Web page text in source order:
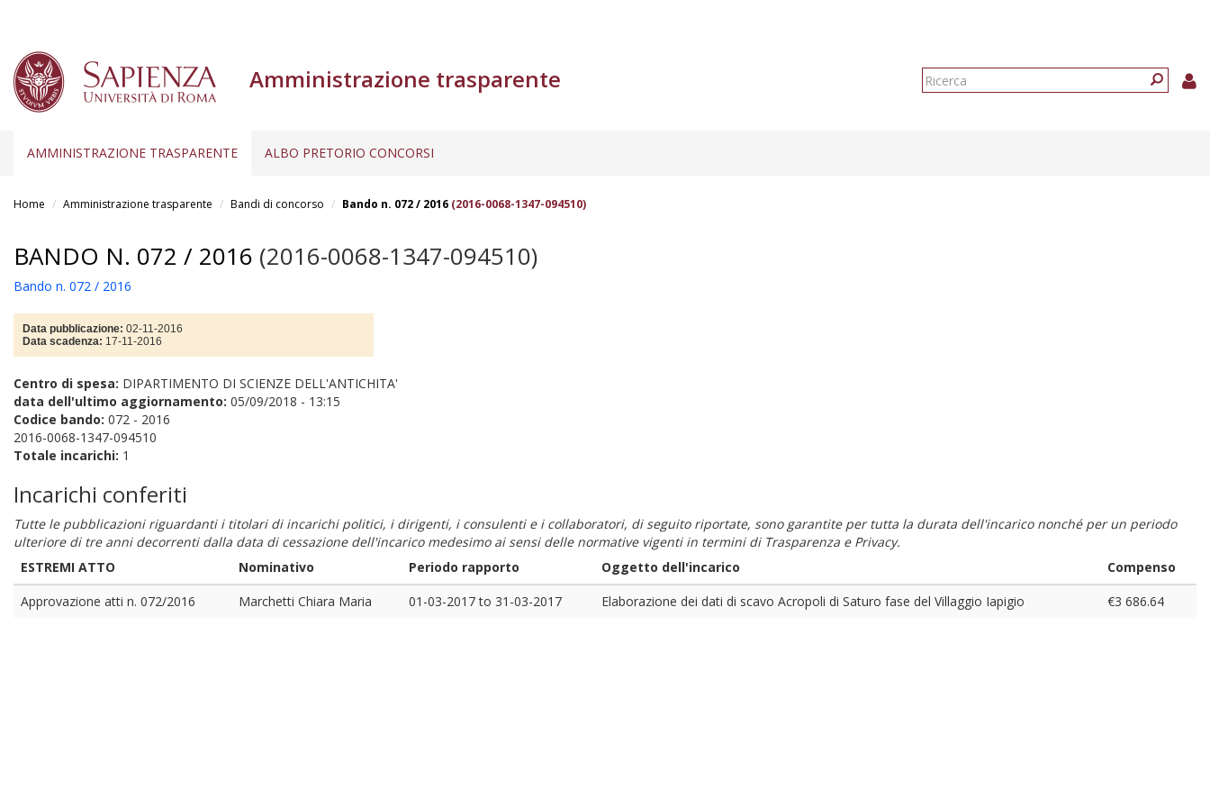
Amministrazione trasparente
Form
AMMINISTRAZIONE TRASPARENTE ALBO PRETORIO CONCORSI
Home Amministrazione trasparente Bandi di concorso Bando n. 072 / 2016 (2016-0068-1347-094510)
BANDO N. 072 / 2016 (2016-0068-1347-094510)
Bando n. 072 / 2016
Data pubblicazione: 02-11-2016
Data scadenza: 17-11-2016
Centro di spesa: DIPARTIMENTO DI SCIENZE DELL'ANTICHITA'
data dell'ultimo aggiornamento: 05/09/2018 - 13:15
Codice bando: 072 - 2016
2016-0068-1347-094510
Totale incarichi: 1
Incarichi conferiti
Tutte le pubblicazioni riguardanti i titolari di incarichi politici, i dirigenti, i consulenti e i collaboratori, di seguito riportate, sono garantite per tutta la durata dell'incarico nonché per un periodo
ulteriore di tre anni decorrenti dalla data di cessazione dell'incarico medesimo ai sensi delle normative vigenti in termini di Trasparenza e Privacy.
ESTREMI ATTO
Nominativo Periodo rapporto Oggetto dell'incarico
Compenso
Approvazione atti n. 072/2016
Marchetti Chiara Maria 01-03-2017to 31-03-2017 Elaborazione dei dati di scavo Acropoli di Saturo fase del Villaggio Iapigio €3 686.64